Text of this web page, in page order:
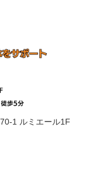
1 ルミエール1F